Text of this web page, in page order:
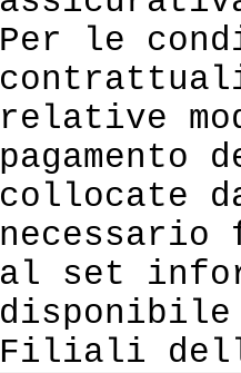
Per le
relative
pagamento
collocate
al set
Filiali